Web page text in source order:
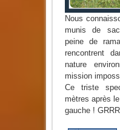
Nous
munis de
peine de
rencontrent
nature
mission
Ce triste
mètres après
gauche !